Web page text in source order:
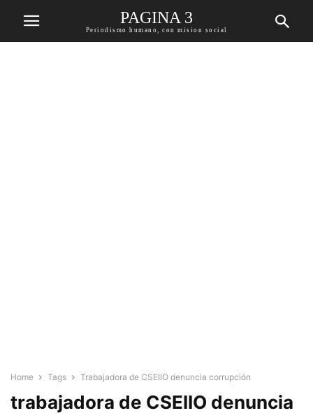
PAGINA 3
Periodismo humano, con mision social
Home Tags Trabajadora de CSEIIO denuncia corrupción
trabajadora de CSEIIO denuncia